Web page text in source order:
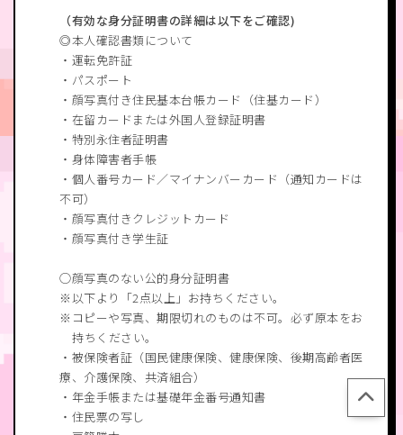
（有効な身分証明書の詳細は以下をご確認)
◎本人確認書類について
・運転免許証
・パスポート
・顔写真付き住民基本台帳カード（住基カード）
・在留カードまたは外国人登録証明書
・特別永住者証明書
・身体障害者手帳
・個人番号カード／マイナンバーカード（通知カードは
不可）
・顔写真付きクレジットカード
・顔写真付き学生証
◯顔写真のない公的身分証明書
以下より「2点以上」お持ちください。
コピーや写真、期限切れのものは不可。必ず原本をお
持ちください。
・被保険者証（国民健康保険、健康保険、後期高齢者医
療、介護保険、共済組合）
・年金手帳または基礎年金番号通知書
・住民票の写し